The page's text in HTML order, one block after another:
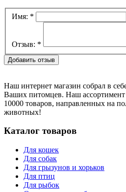
Имя: *
Отзыв: *
Наш интернет магазин собрал в
Ваших питомцев. Наш ассортимент
10000 товаров, направленных на
животных!
Каталог товаров
Для кошек
Для собак
Для грызунов и хорьков
Для птиц
Для рыбок